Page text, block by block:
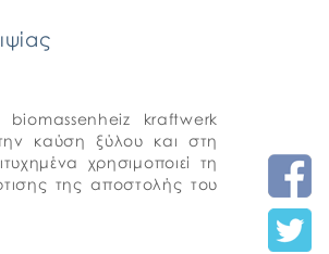
biomassenheiz kraftwerk
καύση ξύλου και στη
χρησιμοποιεί τη
της αποστολής του